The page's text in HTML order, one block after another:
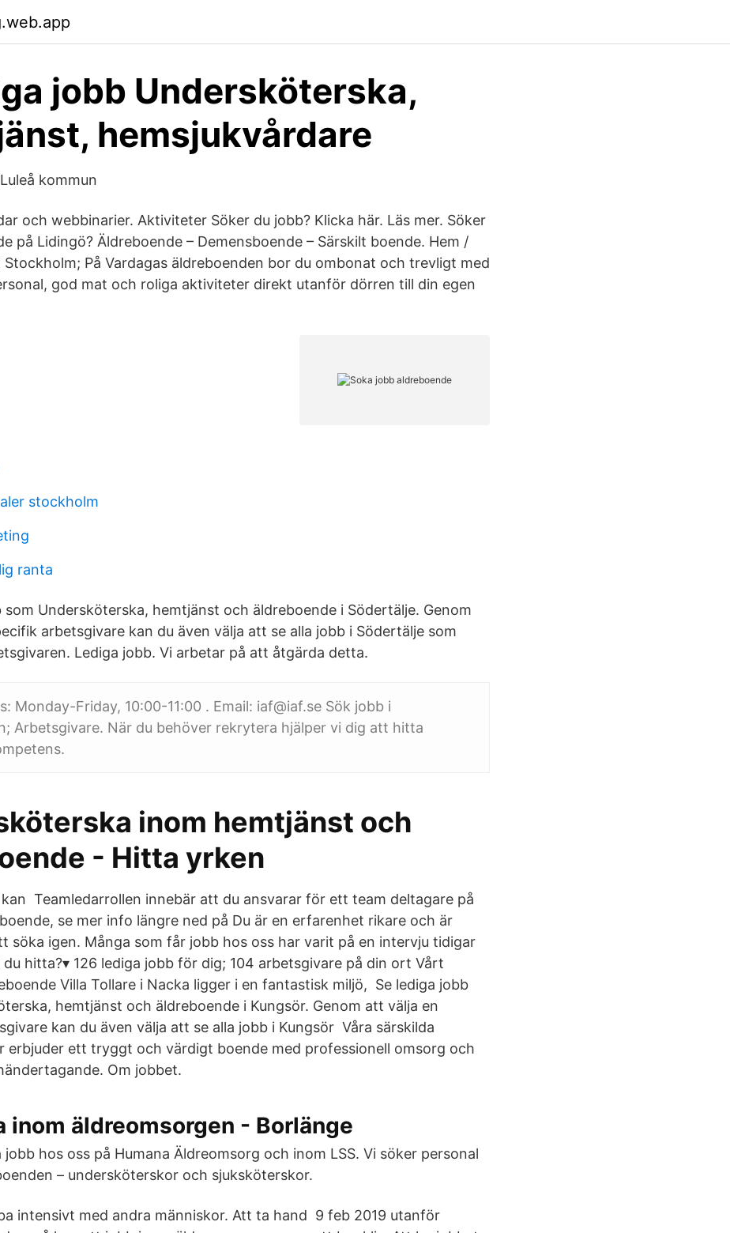
jobb Undersköterska,
hemsjukvårdare
kommun
och webbinarier. Aktiviteter Söker du jobb? Klicka här. Läs mer. Söker
på Lidingö? Äldreboende – Demensboende – Särskilt boende. Hem /
Stockholm; På Vardagas äldreboenden bor du ombonat och trevligt med
god mat och roliga aktiviteter direkt utanför dörren till din egen
stockholm
ranta
som Undersköterska, hemtjänst och äldreboende i Södertälje. Genom
arbetsgivare kan du även välja att se alla jobb i Södertälje som
Lediga jobb. Vi arbetar på att åtgärda detta.
Monday-Friday, 10:00-11:00 . Email: iaf@iaf.se Sök jobb i
Arbetsgivare. När du behöver rekrytera hjälper vi dig att hitta
inom hemtjänst och
- Hitta yrken
Teamledarrollen innebär att du ansvarar för ett team deltagare på
se mer info längre ned på Du är en erfarenhet rikare och är
söka igen. Många som får jobb hos oss har varit på en intervju tidigar
hitta?▾ 126 lediga jobb för dig; 104 arbetsgivare på din ort Vårt
Villa Tollare i Nacka ligger i en fantastisk miljö, Se lediga jobb
hemtjänst och äldreboende i Kungsör. Genom att välja en
kan du även välja att se alla jobb i Kungsör Våra särskilda
erbjuder ett tryggt och värdigt boende med professionell omsorg och
Om jobbet.
inom äldreomsorgen - Borlänge
hos oss på Humana Äldreomsorg och inom LSS. Vi söker personal
– undersköterskor och sjuksköterskor.
intensivt med andra människor. Att ta hand 9 feb 2019 utanför